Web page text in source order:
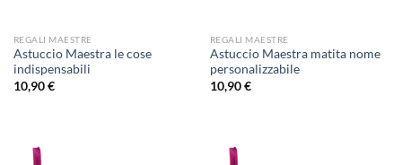
REGALI MAESTRE
Astuccio Maestra le cose
indispensabili
10,90€
REGALI MAESTRE
Astuccio Maestra matita nome
personalizzabile
10,90€